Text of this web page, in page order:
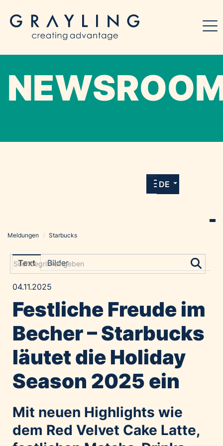
allen Meldungen und Downloads unserer
DE
Grayling Agentur
Amadeus Austrian Music Awards
Constantia Flexibles
Costa Kreuzfahrten
Emirates
Financial Times
GE HealthCare
Meldungen / Starbucks
Text Bilder
04.11.2025
Festliche Freude im
Becher – Starbucks
läutet die Holiday
Season 2025 ein
Mit neuen Highlights wie
dem Red Velvet Cake Latte,